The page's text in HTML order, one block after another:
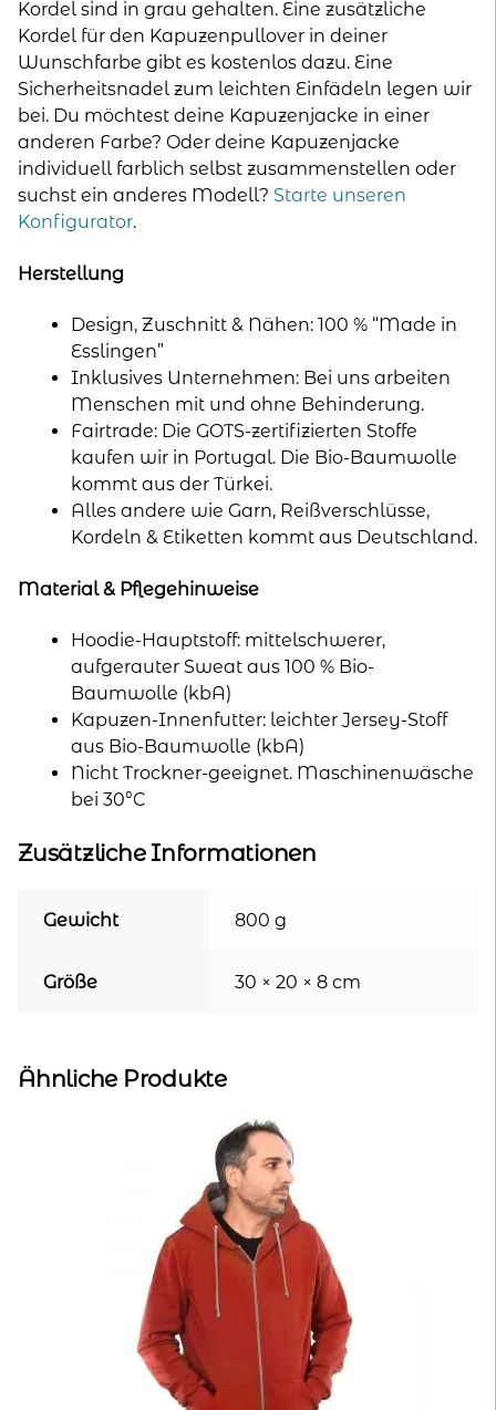
Kordel sind in grau gehalten. Eine zusätzliche
Kordel für den Kapuzenpullover in deiner
Wunschfarbe gibt es kostenlos dazu. Eine
Sicherheitsnadel zum leichten Einfädeln legen wir
bei. Du möchtest deine Kapuzenjacke in einer
anderen Farbe? Oder deine Kapuzenjacke
individuell farblich selbst zusammenstellen oder
suchst ein anderes Modell? Starte unseren
Konfigurator.
Herstellung
Design, Zuschnitt & Nähen: 100 % “Made in
Esslingen”
Inklusives Unternehmen: Bei uns arbeiten
Menschen mit und ohne Behinderung.
Fairtrade: Die GOTS-zertifizierten Stoffe
kaufen wir in Portugal. Die Bio-Baumwolle
kommt aus der Türkei.
Alles andere wie Garn, Reißverschlüsse,
Kordeln & Etiketten kommt aus Deutschland.
Material & Pflegehinweise
Hoodie-Hauptstoff: mittelschwerer,
aufgerauter Sweat aus 100 % Bio-
Baumwolle (kbA)
Kapuzen-Innenfutter: leichter Jersey-Stoff
aus Bio-Baumwolle (kbA)
Nicht Trockner-geeignet. Maschinenwäsche
bei 30°C
Zusätzliche Informationen
Gewicht 800 g
Größe 30 × 20 × 8 cm
Ähnliche Produkte